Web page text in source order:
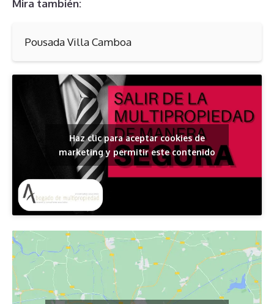
Mira también:
Pousada Villa Camboa
Haz clic para aceptar cookies de
marketing y permitir este contenido